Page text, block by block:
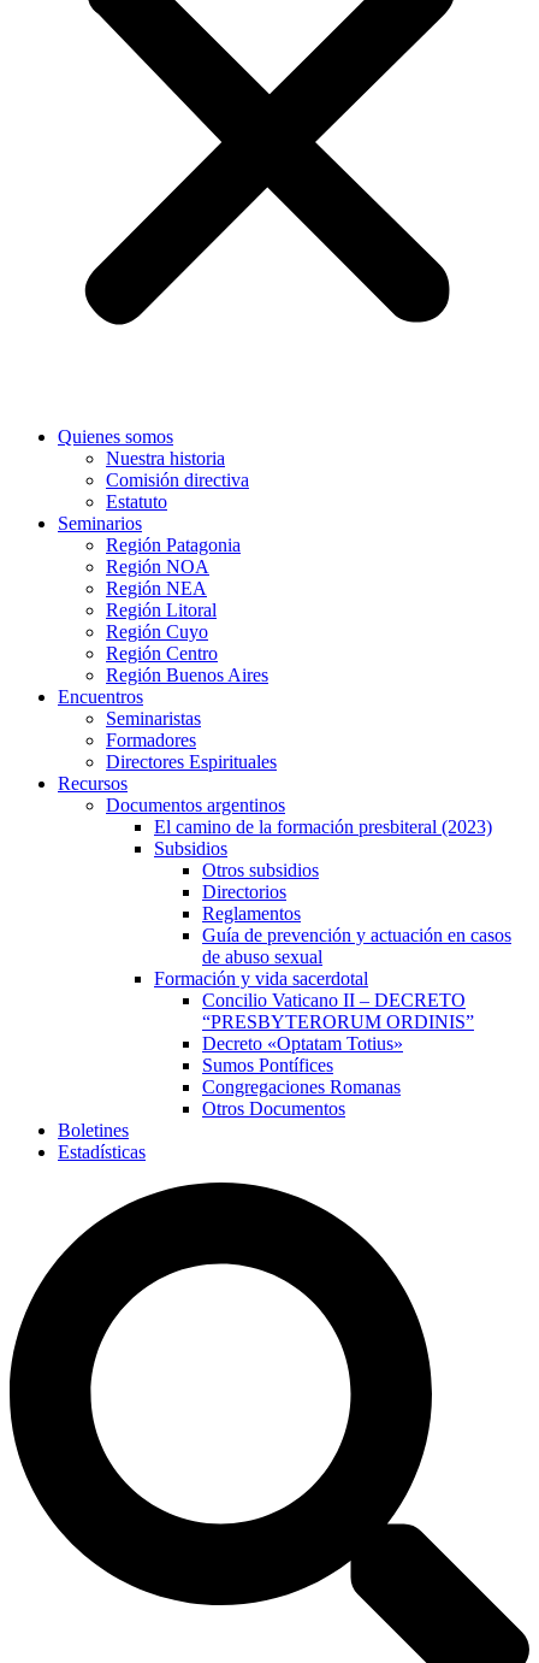
Quienes somos
Nuestra historia
Comisión directiva
Estatuto
Seminarios
Región Patagonia
Región NOA
Región NEA
Región Litoral
Región Cuyo
Región Centro
Región Buenos Aires
Encuentros
Seminaristas
Formadores
Directores Espirituales
Recursos
Documentos argentinos
El camino de la formación presbiteral (2023)
Subsidios
Otros subsidios
Directorios
Reglamentos
Guía de prevención y actuación en casos
de abuso sexual
Formación y vida sacerdotal
Concilio Vaticano II – DECRETO
“PRESBYTERORUM ORDINIS”
Decreto «Optatam Totius»
Sumos Pontífices
Congregaciones Romanas
Otros Documentos
Boletines
Estadísticas